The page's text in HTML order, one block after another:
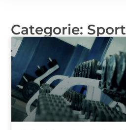
Categorie: Sport